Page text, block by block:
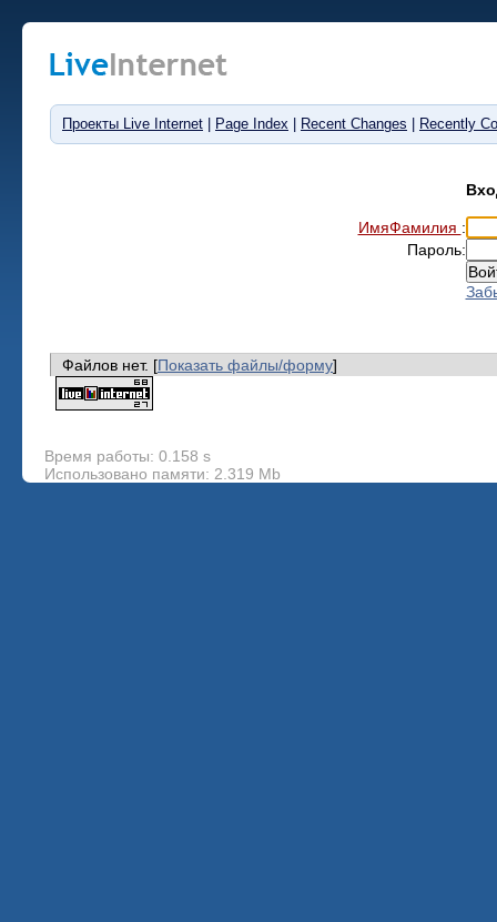
Проекты Live Internet Page Index Recent Changes Recently
ИмяФамилия :
Пароль:
Файлов нет. [Показать файлы/форму]
Время работы: 0.158 s
Использовано памяти: 2.319 Mb